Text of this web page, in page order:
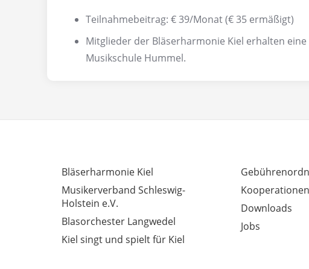
Teilnahmebeitrag: € 39/Monat (€ 35 ermäßigt)
Mitglieder der Bläserharmonie Kiel erhalten
Musikschule Hummel.
Bläserharmonie Kiel
Musikerverband Schleswig-
Holstein e.V.
Blasorchester Langwedel
Kiel singt und spielt für Kiel
Kooperationen
Downloads
Jobs